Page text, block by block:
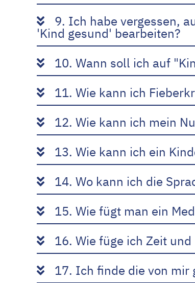
9. Ich habe vergessen,
'Kind gesund' bearbeiten?
10. Wann soll ich auf
11. Wie kann ich
12. Wie kann ich mein
13. Wie kann ich ein
14. Wo kann ich die
15. Wie fügt man ein
16. Wie füge ich Zeit
17. Ich finde die von mir